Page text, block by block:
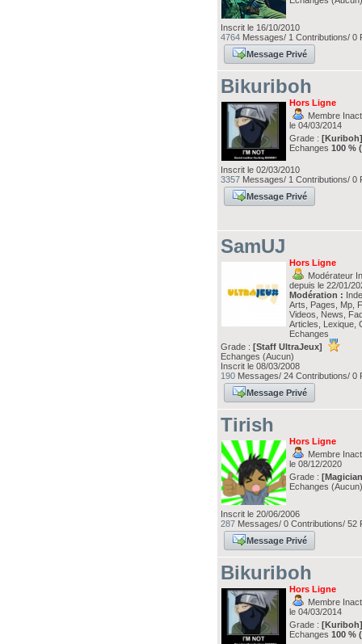
Inscrit le 16/10/2010
4764 Messages/ 1 Contributions/ 0
Message Privé
Bikuriboh
Hors Ligne
Membre
le 04/03/2014
Grade :
Echanges100 % (
Inscrit le 02/03/2010
3357 Messages/ 1 Contributions/ 0
Message Privé
SamUJ
Hors Ligne
Modérateur
depuis le 22/01/
Modération :
Arts, Pages, Mp,
Videos, News,
Articles, Lexique,
Echanges
Grade :[Staff UltraJeux]
Echanges (Aucun)
Inscrit le 08/03/2008
190 Messages/ 24 Contributions/ 0
Message Privé
Tirish
Hors Ligne
Membre
le 08/12/2020
Grade :
Echanges
Inscrit le 20/06/2006
287 Messages/ 0 Contributions/ 52
Message Privé
Bikuriboh
Hors Ligne
Membre
le 04/03/2014
Grade :
Echanges100 % (